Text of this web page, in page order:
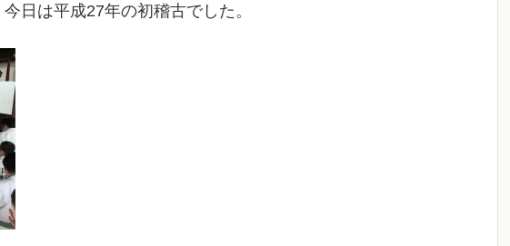
日は平成27年の初稽古でした。